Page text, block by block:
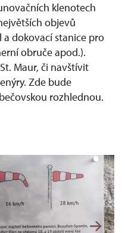
klenotech
objevů
a dokovací stanice pro
obruče apod.).
Maur, či navštívit
Zde bude
rozhlednou.